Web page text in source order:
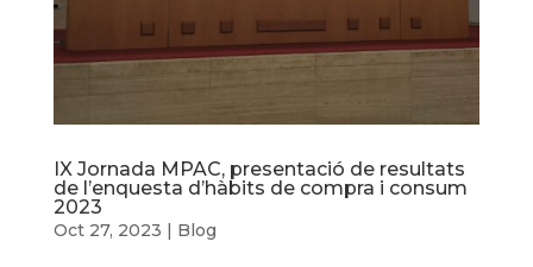
IX Jornada MPAC, presentació de resultats
de l’enquesta d’hàbits de compra i consum
2023
Oct 27, 2023 | Blog